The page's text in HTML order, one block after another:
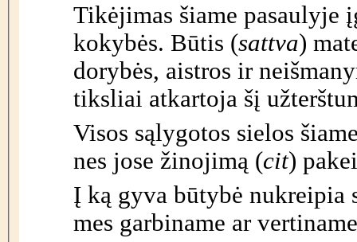
Tikėjimas šiame pasaulyje
kokybės. Būtis (sattva)
dorybės, aistros ir
tiksliai atkartoja šį
Visos sąlygotos sielos
nes jose žinojimą (cit)
Į ką gyva būtybė
mes garbiname ar